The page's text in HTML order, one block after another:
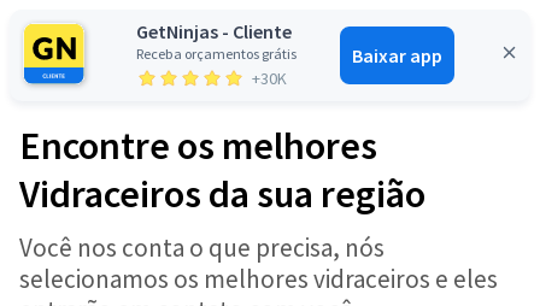
GetNinjas - Cliente
Receba orçamentos grátis
+30K
Baixar app
Entrar
Encontre os melhores
Vidraceiros da sua região
Você nos conta o que precisa, nós
selecionamos os melhores vidraceiros e eles